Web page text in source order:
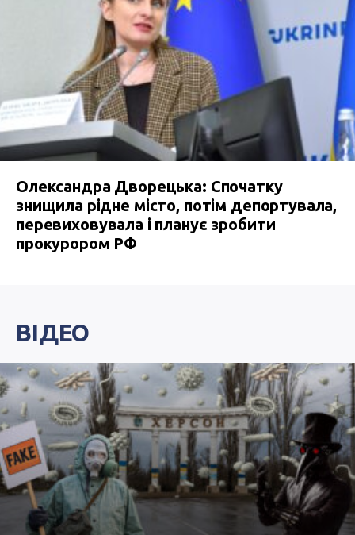
Олександра Дворецька: Спочатку
знищила рідне місто, потім депортувала,
перевиховувала і планує зробити
прокурором РФ
ВІДЕО